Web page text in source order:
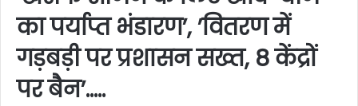
का पर्याप्त भंडारण’, ’वितरण में
गड़बड़ी पर प्रशासन सख्त, 8 केंद्रों
पर बैन’…..